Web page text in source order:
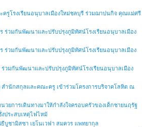
ครูโรงเรียนอนุบาลเมืองใหม่ชลบุรี ร่วมฌาปนกิจ คุณแม่ศรี
ร่วมกันพัฒนาและปรับปรุงภูมิทัศน์โรงเรียนอนุบาลเมือง
ร่วมกันพัฒนาและปรับปรุงภูมิทัศน์โรงเรียนอนุบาลเมือง
ร่วมกันพัฒนาและปรับปรุงภูมิทัศน์โรงเรียนอนุบาลเมือง
สำนักสกุลและคณะครู เข้าร่วมโครงการบริจาคโลหิต ณ
วยการเดินทางมาให้กำลังใจครอบครัวของเด็กชายนฤรัฐ
ประสบเหตุไฟไหม้
บูชามิสซา เยโนเวฟา สมควร แพทยากุล